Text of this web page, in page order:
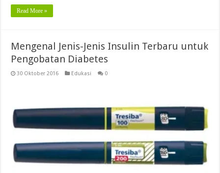
Read More »
Mengenal Jenis-Jenis Insulin Terbaru untuk
Pengobatan Diabetes
30 Oktober 2016 Edukasi 0